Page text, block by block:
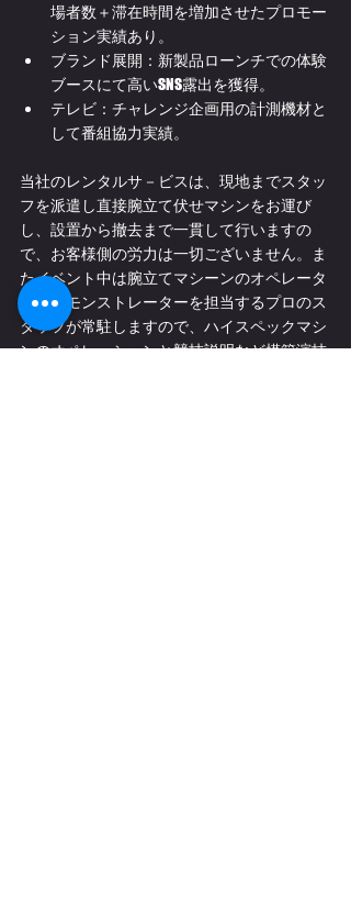
場者数＋滞在時間を増加させたプロモー
ション実績あり。
ブランド展開：新製品ローンチでの体験
ブースにて高いSNS露出を獲得。
テレビ：チャレンジ企画用の計測機材と
して番組協力実績。
当社のレンタルサ－ビスは、現地までスタッ
フを派遣し直接腕立て伏せマシンをお運び
し、設置から撤去まで一貫して行いますの
で、お客様側の労力は一切ございません。ま
たイベント中は腕立てマシーンのオペレータ
ー兼デモンストレーターを担当するプロのス
タッフが常駐しますので、ハイスペックマシ
ンのオペレーションと競技説明など模範演技